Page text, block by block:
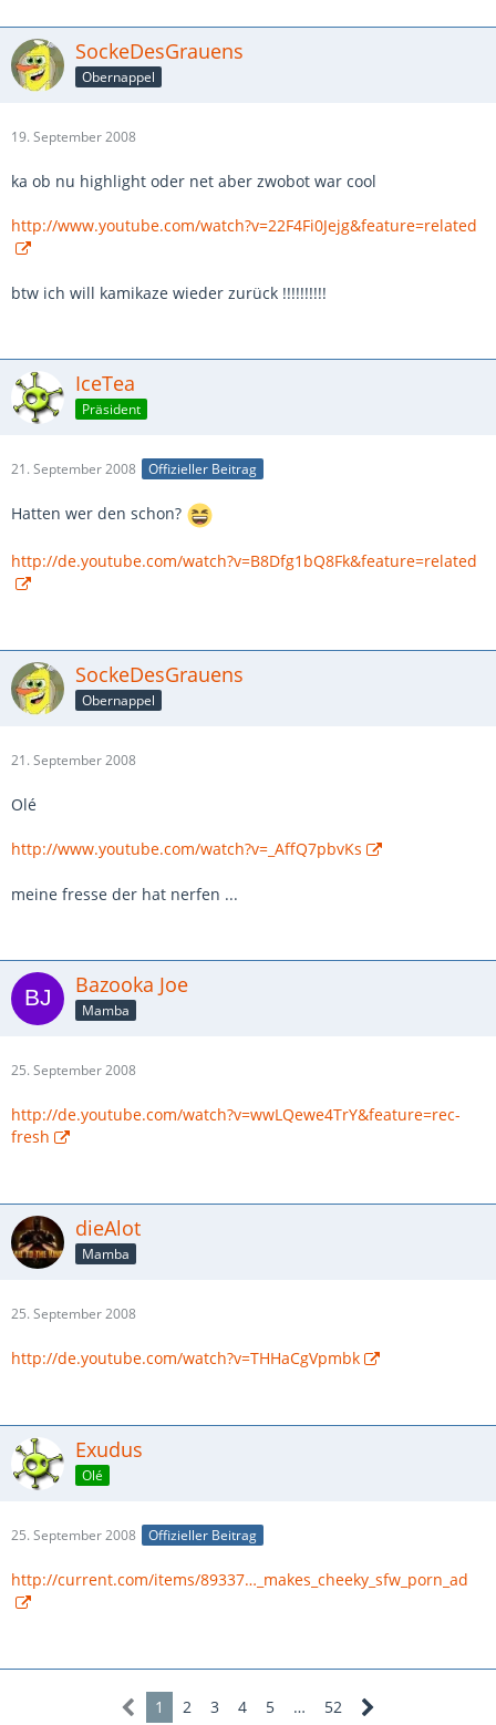
SockeDesGrauens
Obernappel
19. September 2008
ka ob nu highlight oder net aber zwobot war cool
http://www.youtube.com/watch?v=22F4Fi0Jejg&feature=related
btw ich will kamikaze wieder zurück !!!!!!!!!!
IceTea
Präsident
21. September 2008 Offizieller Beitrag
Hatten wer den schon?
http://de.youtube.com/watch?v=B8Dfg1bQ8Fk&feature=related
SockeDesGrauens
Obernappel
21. September 2008
Olé
http://www.youtube.com/watch?v=_AffQ7pbvKs
meine fresse der hat nerfen ...
Bazooka Joe
Mamba
25. September 2008
http://de.youtube.com/watch?v=wwLQewe4TrY&feature=rec-
fresh
dieAlot
Mamba
25. September 2008
http://de.youtube.com/watch?v=THHaCgVpmbk
Exudus
Olé
25. September 2008 Offizieller Beitrag
http://current.com/items/89337…_makes_cheeky_sfw_porn_ad
1 2 3 4 5 … 52